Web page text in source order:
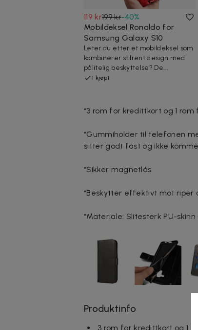
119 kr199 kr-40%
Mobildeksel Ronaldo for
Samsung Galaxy S10
Leter du etter et mobildeksel som
kombinerer stilrent design med
pålitelig beskyttelse? De...
1 kjøpt
*3 rom for kredittkort og 1 rom
*Gummiholder til telefonen
sitter godt fast og ikke
*Sikker magnetlås
*Beskytter effektivt mot riper
*Materiale: Slitesterk PU-skinn
Produktinfo
3 rom for kredittkort og 1